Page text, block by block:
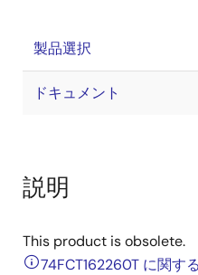
製品選択
ドキュメント
説明
This product is obsolete.
74FCT162260T に関す